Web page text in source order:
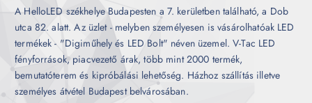
A HelloLED székhelye Budapesten a 7. kerületben található, a Dob
utca 82. alatt. Az üzlet - melyben személyesen is vásárolhatóak LED
termékek - "Digiműhely és LED Bolt" néven üzemel. V-Tac LED
fényforrások, piacvezető árak, több mint 2000 termék,
bemutatóterem és kipróbálási lehetőség. Házhoz szállítás illetve
személyes átvétel Budapest belvárosában.